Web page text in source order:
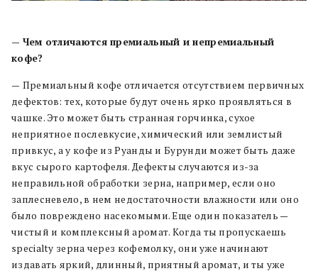
— Чем отличаются премиальный и непремиальный
кофе?
— Премиальный кофе отличается отсутствием первичных
дефектов: тех, которые будут очень ярко проявляться в
чашке. Это может быть странная горчинка, сухое
неприятное послевкусие, химический или землистый
привкус, а у кофе из Руанды и Бурунди может быть даже
вкус сырого картофеля. Дефекты случаются из-за
неправильной обработки зерна, например, если оно
заплесневело, в нем недостаточности влажности или оно
было повреждено насекомыми. Еще один показатель —
чистый и комплексный аромат. Когда ты пропускаешь
specialty зерна через кофемолку, они уже начинают
издавать яркий, длинный, приятный аромат, и ты уже